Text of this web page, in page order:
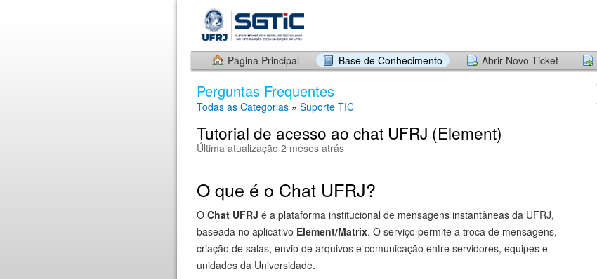
Página Principal Base de Conhecimento Abrir Novo Ticket
Perguntas Frequentes
Todas as Categorias » Suporte TIC
Tutorial de acesso ao chat UFRJ (Element)
Última atualização 2 meses atrás
O que é o Chat UFRJ?
O Chat UFRJ é a plataforma institucional de mensagens instantâneas da UFRJ,
baseada no aplicativo Element/Matrix. O serviço permite a troca de mensagens,
criação de salas, envio de arquivos e comunicação entre servidores, equipes e
unidades da Universidade.